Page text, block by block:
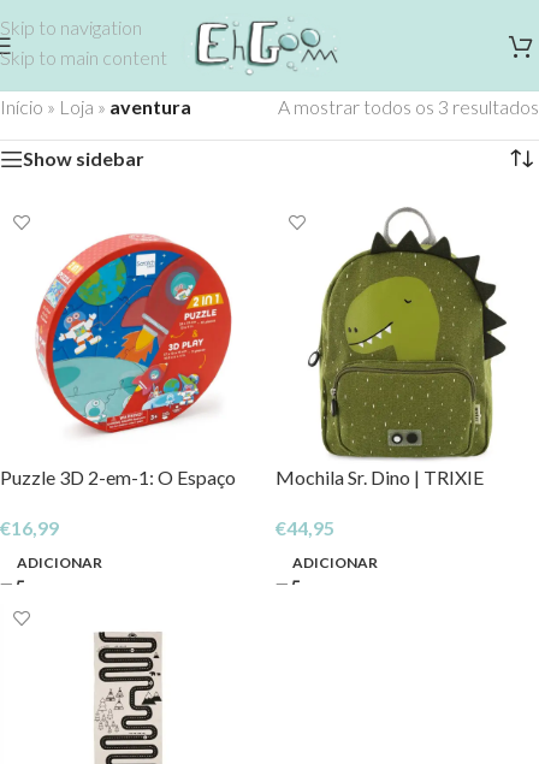
Skip to navigation
Skip to main content
Início » Loja » aventura A mostrar todos os 3 resultados
Show sidebar
Puzzle 3D 2-em-1: O Espaço
€16,99
ADICIONAR
Mochila Sr. Dino | TRIXIE
€44,95
ADICIONAR